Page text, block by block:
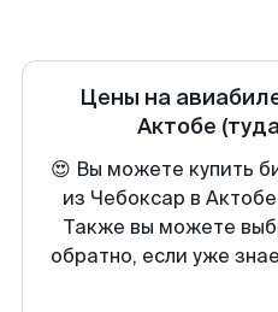
Цены на
Актобе
😍 Вы можете купить
из Чебоксар в
Также вы можете
обратно, если уже